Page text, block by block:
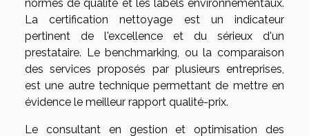
normes de qualité et les labels environnementaux.
La certification nettoyage est un indicateur
pertinent de l'excellence et du sérieux d'un
prestataire. Le benchmarking, ou la comparaison
des services proposés par plusieurs entreprises,
est une autre technique permettant de mettre en
évidence le meilleur rapport qualité-prix.
Le consultant en gestion et optimisation des